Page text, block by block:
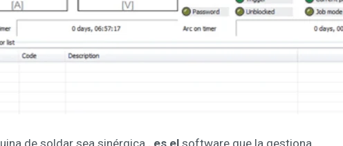
de soldar sea sinérgica , es el software que la gestiona.